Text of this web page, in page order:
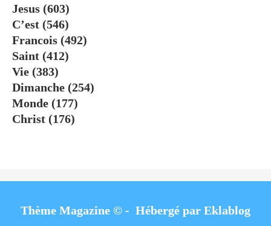
Jesus (603)
C’est (546)
Francois (492)
Saint (412)
Vie (383)
Dimanche (254)
Monde (177)
Christ (176)
Thème Magazine © - Hébergé par Eklablog